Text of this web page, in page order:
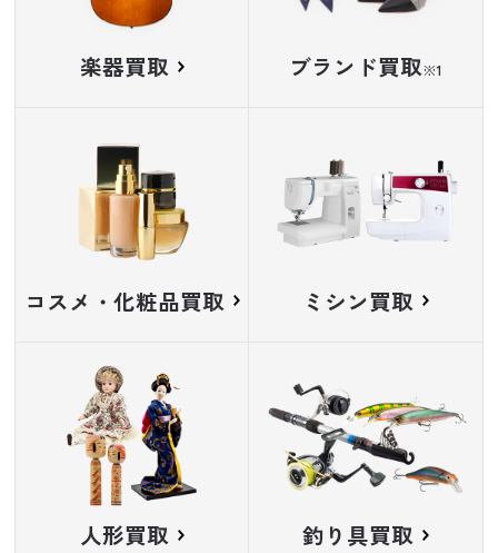
楽器買取 ブランド買取※
コスメ・化粧品買取 ミシン買取
人形買取 釣り具買取